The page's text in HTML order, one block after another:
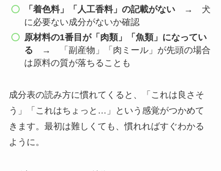
「着色料」「人工香料」の記載がない → 犬
に必要ない成分がないか確認
原材料の1番目が「肉類」「魚類」になってい
る → 「副産物」「肉ミール」が先頭の場合
は原料の質が落ちることも
成分表の読み方に慣れてくると、「これは良さそ
う」「これはちょっと…」という感覚がつかめて
きます。最初は難しくても、慣れればすぐわかる
ように。